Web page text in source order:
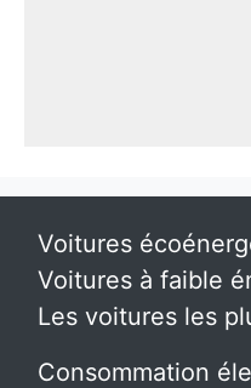
Voitures
Voitures à faible
Les voitures les
Consommation